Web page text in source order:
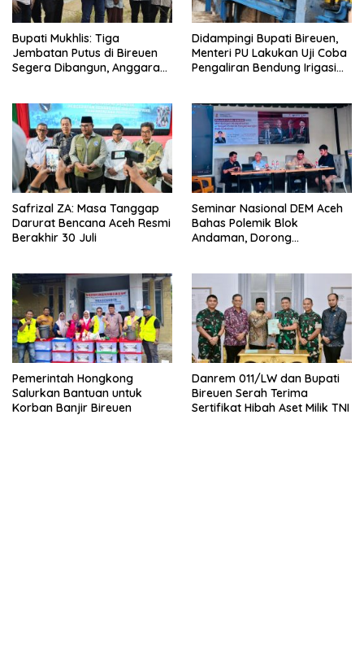
Bupati Mukhlis: Tiga
Jembatan Putus di Bireuen
Segera Dibangun, Anggaran
Didampingi Bupati Bireuen,
Menteri PU Lakukan Uji Coba
Pengaliran Bendung Irigasi
Safrizal ZA: Masa Tanggap
Darurat Bencana Aceh Resmi
Berakhir 30 Juli
Seminar Nasional DEM Aceh
Bahas Polemik Blok
Andaman, Dorong
Pemerintah Hongkong
Salurkan Bantuan untuk
Korban Banjir Bireuen
Danrem 011/LW dan Bupati
Bireuen Serah Terima
Sertifikat Hibah Aset Milik TNI